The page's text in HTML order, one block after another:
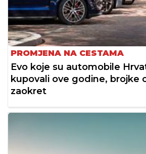
PROMJENA NA CESTAMA
Evo koje su automobile
kupovali ove godine, brojke
zaokret